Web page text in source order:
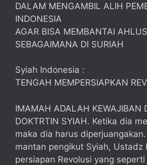
DALAM MENGAMBIL ALIH
INDONESIA
AGAR BISA MEMBANTAI
SEBAGAIMANA DI SURIAH
Syiah Indonesia :
TENGAH MEMPERSIAPKAN
IMAMAH ADALAH KEWAJIBAN
DOKTRTIN SYIAH. Ketika dia
maka dia harus
mantan pengikut Syiah, Ustadz
persiapan Revolusi yang